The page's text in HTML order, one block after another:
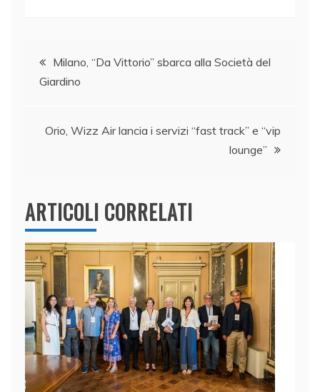
b
o
k
dI
A
vi
Navigazione
articoli
Milano, “Da Vittorio” sbarca alla Società del
Giardino
Orio, Wizz Air lancia i servizi “fast track” e “vip
lounge”
ARTICOLI CORRELATI